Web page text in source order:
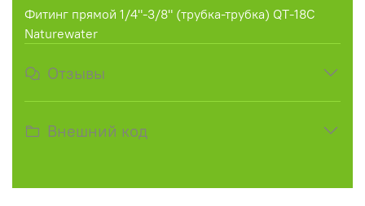
Фитинг прямой 1/4"-3/8" (трубка-трубка) QT-18C
Naturewater
Отзывы
Внешний код